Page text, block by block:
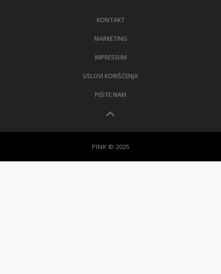
KONTAKT
MARKETING
IMPRESSUM
USLOVI KORIŠĆENJA
PIŠITE NAM
PINK © 2025